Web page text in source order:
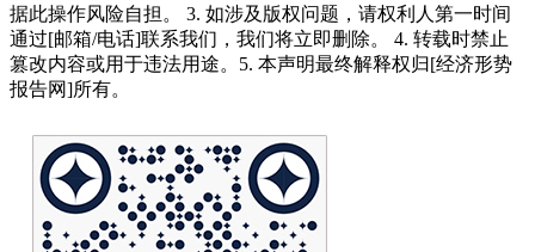
据此操作风险自担。 3. 如涉及版权问题，请权利人第一时间
通过[邮箱/电话]联系我们，我们将立即删除。 4. 转载时禁止
篡改内容或用于违法用途。5. 本声明最终解释权归[经济形势
报告网]所有。